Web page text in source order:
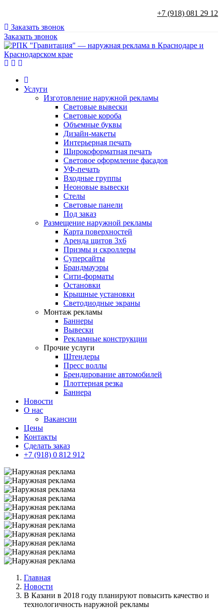
+7 (918) 081 29 12
Заказать звонок
Заказать звонок
Услуги
Изготовление наружной рекламы
Световые вывески
Световые короба
Объемные буквы
Дизайн-макеты
Интерьерная печать
Широкоформатная печать
Световое оформление фасадов
УФ-печать
Входные группы
Неоновые вывески
Стелы
Световые панели
Под заказ
Размещение наружной рекламы
Карта поверхностей
Аренда щитов 3х6
Призмы и скроллеры
Суперсайты
Брандмауэры
Сити-форматы
Остановки
Крышные установки
Светодиодные экраны
Монтаж рекламы
Баннеры
Вывески
Рекламные конструкции
Прочие услуги
Штендеры
Пресс воллы
Брендирование автомобилей
Плоттерная резка
Баннера
Новости
О нас
Вакансии
Цены
Контакты
Сделать заказ
+7 (918) 0 812 912
Главная
Новости
В Казани в 2018 году планируют повысить качество и
технологичность наружной рекламы